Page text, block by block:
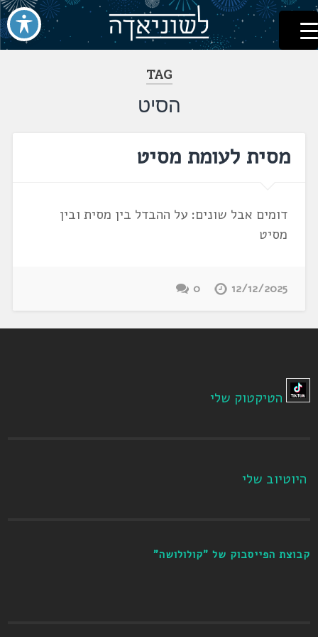
דלג
לתוכן
לשוניאדה
עברית. לשון. שפה
TAG
הסיט
מסית לעומת מסיט
דומים אבל שונים: על ההבדל בין מסית ובין
מסיט
12/12/2025
0
הטיקטוק שלי
היוטיוב שלי
קבוצת הפייסבוק של "קולולושה"